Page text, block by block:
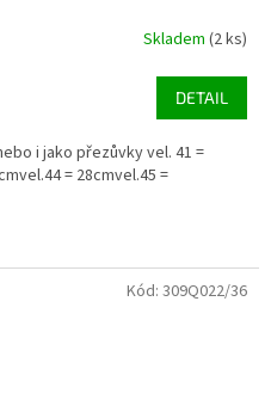
Skladem (2 ks)
DETAIL
i jako přezůvky vel. 41 =
= 28cmvel.45 =
Kód: 309Q022/36